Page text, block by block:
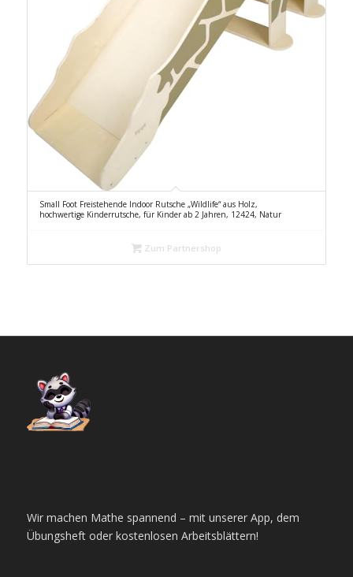
Small Foot Freistehende Indoor Rutsche „Wildlife“ aus Holz,
hochwertige Kinderrutsche, für Kinder ab 2 Jahren, 12424, Natur
Zum Partnershop
Wir machen Mathe spannend – mit unserer App, dem
Übungsheft oder kostenlosen Arbeitsblättern!